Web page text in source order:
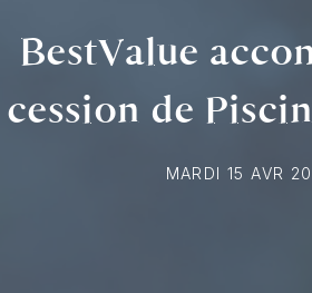
BestValue
cession de
MARDI 15 AVR